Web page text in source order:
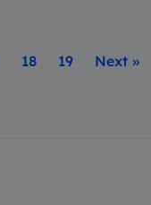
18 19 Next »